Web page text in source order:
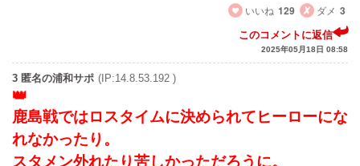
いいね 129 ダメ 3
このコメントに返信
2025年05月18日 08:58
3 匿名の浦和サポ (IP:14.8.53.192 )
鹿島戦ではロスタイムに決められてヒーローにな
れなかったり。
スタメン外れたり苦しかっただろうに。